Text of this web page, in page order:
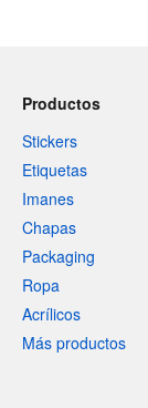
Productos
Stickers
Etiquetas
Imanes
Chapas
Packaging
Ropa
Acrílicos
Más productos